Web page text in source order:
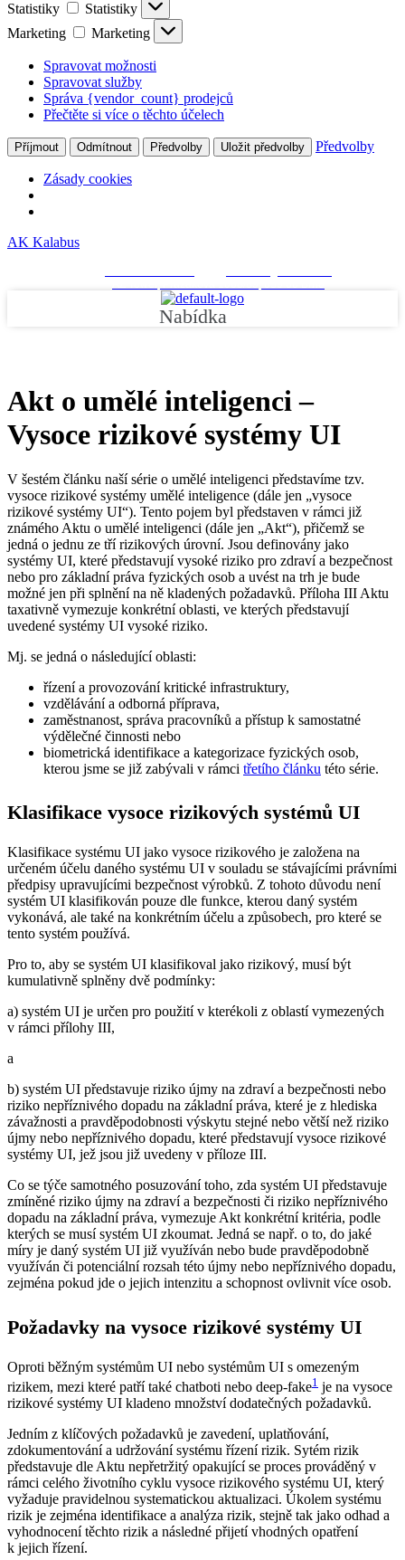
Statistiky
Statistiky
Marketing
Marketing
Spravovat možnosti
Spravovat služby
Správa {vendor_count} prodejců
Přečtěte si více o těchto účelech
Příjmout Odmítnout Předvolby Uložit předvolby Předvolby
Zásady cookies
AK Kalabus
Nabídka
Akt o umělé inteligenci –
Vysoce rizikové systémy UI
V šestém článku naší série o umělé inteligenci představíme tzv.
vysoce rizikové systémy umělé inteligence (dále jen „vysoce
rizikové systémy UI“). Tento pojem byl představen v rámci již
známého Aktu o umělé inteligenci (dále jen „Akt“), přičemž se
jedná o jednu ze tří rizikových úrovní. Jsou definovány jako
systémy UI, které představují vysoké riziko pro zdraví a bezpečnost
nebo pro základní práva fyzických osob a uvést na trh je bude
možné jen při splnění na ně kladených požadavků. Příloha III Aktu
taxativně vymezuje konkrétní oblasti, ve kterých představují
uvedené systémy UI vysoké riziko.
Mj. se jedná o následující oblasti:
řízení a provozování kritické infrastruktury,
vzdělávání a odborná příprava,
zaměstnanost, správa pracovníků a přístup k samostatné
výdělečné činnosti nebo
biometrická identifikace a kategorizace fyzických osob,
kterou jsme se již zabývali v rámci třetího článku této série.
Klasifikace vysoce rizikových systémů UI
Klasifikace systému UI jako vysoce rizikového je založena na
určeném účelu daného systému UI v souladu se stávajícími právními
předpisy upravujícími bezpečnost výrobků. Z tohoto důvodu není
systém UI klasifikován pouze dle funkce, kterou daný systém
vykonává, ale také na konkrétním účelu a způsobech, pro které se
tento systém používá.
Pro to, aby se systém UI klasifikoval jako rizikový, musí být
kumulativně splněny dvě podmínky:
a) systém UI je určen pro použití v kterékoli z oblastí vymezených
v rámci přílohy III,
a
b) systém UI představuje riziko újmy na zdraví a bezpečnosti nebo
riziko nepříznivého dopadu na základní práva, které je z hlediska
závažnosti a pravděpodobnosti výskytu stejné nebo větší než riziko
újmy nebo nepříznivého dopadu, které představují vysoce rizikové
systémy UI, jež jsou již uvedeny v příloze III.
Co se týče samotného posuzování toho, zda systém UI představuje
zmíněné riziko újmy na zdraví a bezpečnosti či riziko nepříznivého
dopadu na základní práva, vymezuje Akt konkrétní kritéria, podle
kterých se musí systém UI zkoumat. Jedná se např. o to, do jaké
míry je daný systém UI již využíván nebo bude pravděpodobně
využíván či potenciální rozsah této újmy nebo nepříznivého dopadu,
zejména pokud jde o jejich intenzitu a schopnost ovlivnit více osob.
Požadavky na vysoce rizikové systémy UI
Oproti běžným systémům UI nebo systémům UI s omezeným
rizikem, mezi které patří také chatboti nebo deep-fake1 je na vysoce
rizikové systémy UI kladeno množství dodatečných požadavků.
Jedním z klíčových požadavků je zavedení, uplatňování,
zdokumentování a udržování systému řízení rizik. Sytém rizik
představuje dle Aktu nepřetržitý opakující se proces prováděný v
rámci celého životního cyklu vysoce rizikového systému UI, který
vyžaduje pravidelnou systematickou aktualizaci. Úkolem systému
rizik je zejména identifikace a analýza rizik, stejně tak jako odhad a
vyhodnocení těchto rizik a následné přijetí vhodných opatření
k jejich řízení.